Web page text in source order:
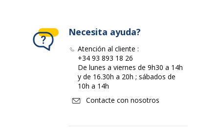
Necesita ayuda?
Atención al cliente :
+34 93 893 18 26
De lunes a viernes de 9h30 a 14h
y de 16.30h a 20h ; sábados de
10h a 14h
Contacte con nosotros